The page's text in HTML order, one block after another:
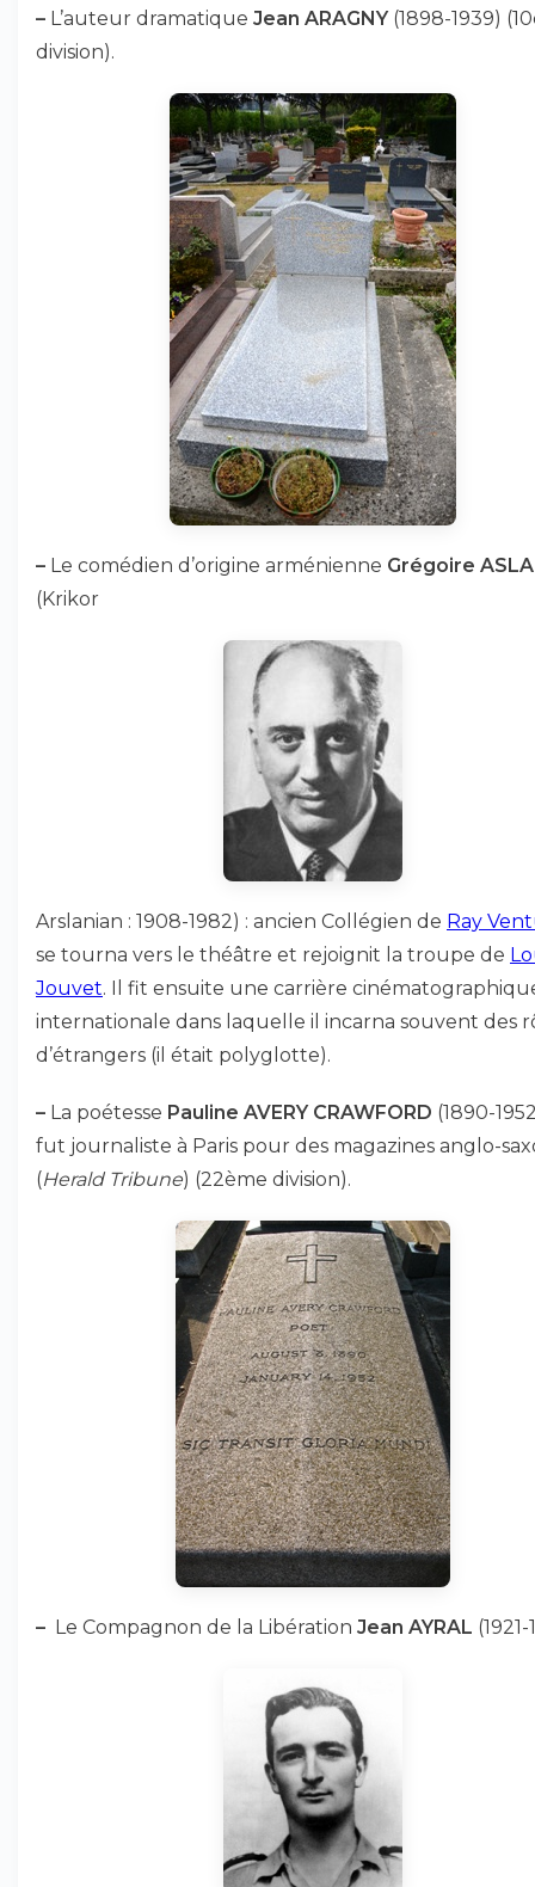
– L’auteur dramatique Jean ARAGNY(1898-1939)
division).
– Le comédien d’origine arménienne Grégoire
(Krikor
Arslanian : 1908-1982) : ancien Collégien de Ray
se tourna vers le théâtre et rejoignit la troupe de
Jouvet. Il fit ensuite une carrière
internationale dans laquelle il incarna souvent des
d’étrangers (il était polyglotte).
– La poétesse Pauline AVERY CRAWFORD (1890-
fut journaliste à Paris pour des magazines anglo-
(Herald Tribune) (22ème division).
– Le Compagnon de la Libération Jean AYRAL